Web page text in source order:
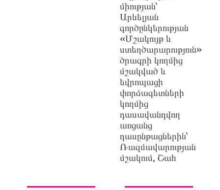
միության՝
Արևելյան
գործընկերության
«Մշակույթ և
ստեղծարարություն»
ծրագրի կողմից
մշակված և
եվրոպացի
փորձագետների
կողմից
դասավանդվող
առցանց
դասընթացներին՝
Ռազմավարության
մշակում, Շահ